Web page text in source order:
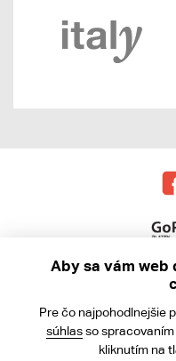
Ochrana
Aby sa vám web
Pre čo najpohodlnejšie
súhlasso spracovaním
kliknutím na